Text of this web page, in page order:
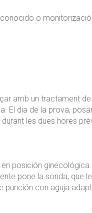
o
amb un tractament
El dia de la prova,
durant les dues hores
posición
pone la sonda, que
punción con aguja